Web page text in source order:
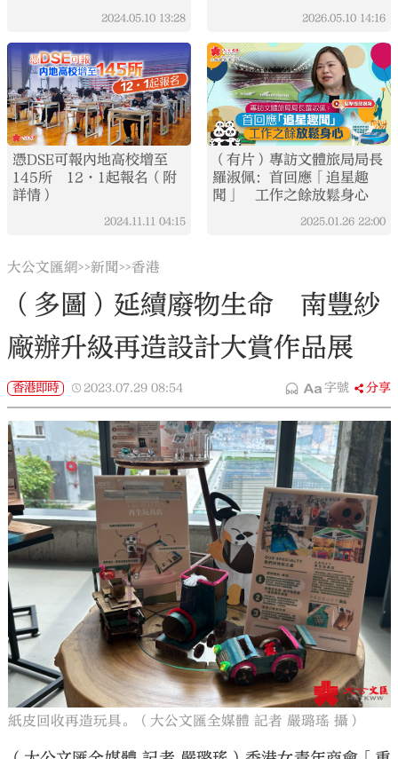
2024.05.10 13:28 2026.05.10 14:16
憑DSE可報內地高校增至​
145所 12·1起報名（附
詳情）
2024.11.11 04:15
（有片）專訪文體旅局局長
羅淑佩：首回應「追星趣
聞」 工作之餘放鬆身心
2025.01.26 22:00
大公文匯網>>新聞>>香港
（多圖）延續廢物生命 南豐紗
廠辦升級再造設計大賞作品展
香港即時 2023.07.29 08:54 字號 分享
紙皮回收再造玩具。（大公文匯全媒體 記者 嚴璐瑤 攝）